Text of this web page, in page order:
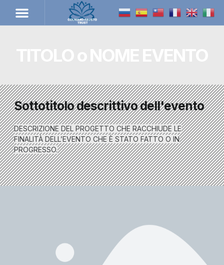
Sottotitolo descrittivo dell'evento
DESCRIZIONE DEL PROGETTO CHE RACCHIUDE LE
FINALITÀ DELL’EVENTO CHE È STATO FATTO O IN
PROGRESSO.